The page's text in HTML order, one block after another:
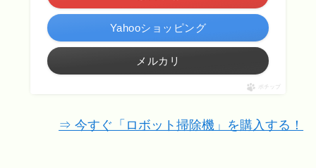
Yahooショッピング
メルカリ
ポチップ
⇒ 今すぐ「ロボット掃除機」を購入する！